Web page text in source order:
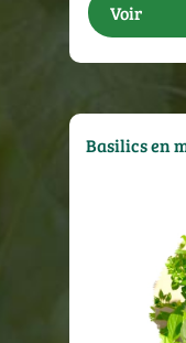
Voir
Basilics en